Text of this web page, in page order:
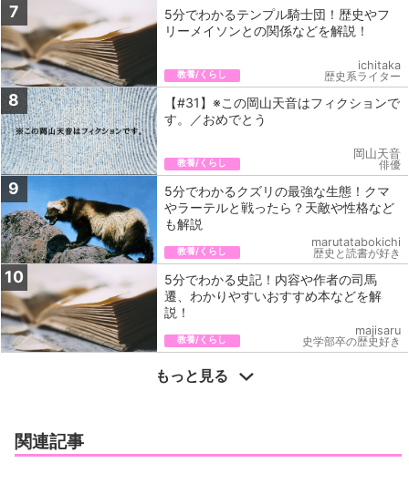
7
5分でわかるテンプル騎士団！歴史やフ
リーメイソンとの関係などを解説！
教養/くらし
ichitaka
歴史系ライター
8
【#31】※この岡山天音はフィクションで
す。／おめでとう
教養/くらし
岡山天音
俳優
9
5分でわかるクズリの最強な生態！クマ
やラーテルと戦ったら？天敵や性格など
も解説
教養/くらし
marutatabokichi
歴史と読書が好き
10
5分でわかる史記！内容や作者の司馬
遷、わかりやすいおすすめ本などを解
説！
教養/くらし
majisaru
史学部卒の歴史好き
もっと見る
関連記事